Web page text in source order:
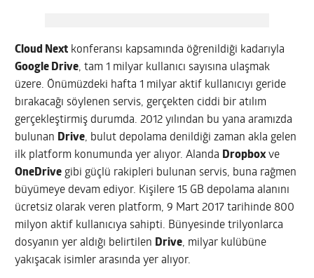
Cloud Next konferansı kapsamında öğrenildiği kadarıyla
Google Drive, tam 1 milyar kullanıcı sayısına ulaşmak
üzere. Önümüzdeki hafta 1 milyar aktif kullanıcıyı geride
bırakacağı söylenen servis, gerçekten ciddi bir atılım
gerçekleştirmiş durumda. 2012 yılından bu yana aramızda
bulunan Drive, bulut depolama denildiği zaman akla gelen
ilk platform konumunda yer alıyor. Alanda Dropboxve
OneDrive gibi güçlü rakipleri bulunan servis, buna rağmen
büyümeye devam ediyor. Kişilere 15 GB depolama alanını
ücretsiz olarak veren platform, 9 Mart 2017 tarihinde 800
milyon aktif kullanıcıya sahipti. Bünyesinde trilyonlarca
dosyanın yer aldığı belirtilen Drive, milyar kulübüne
yakışacak isimler arasında yer alıyor.